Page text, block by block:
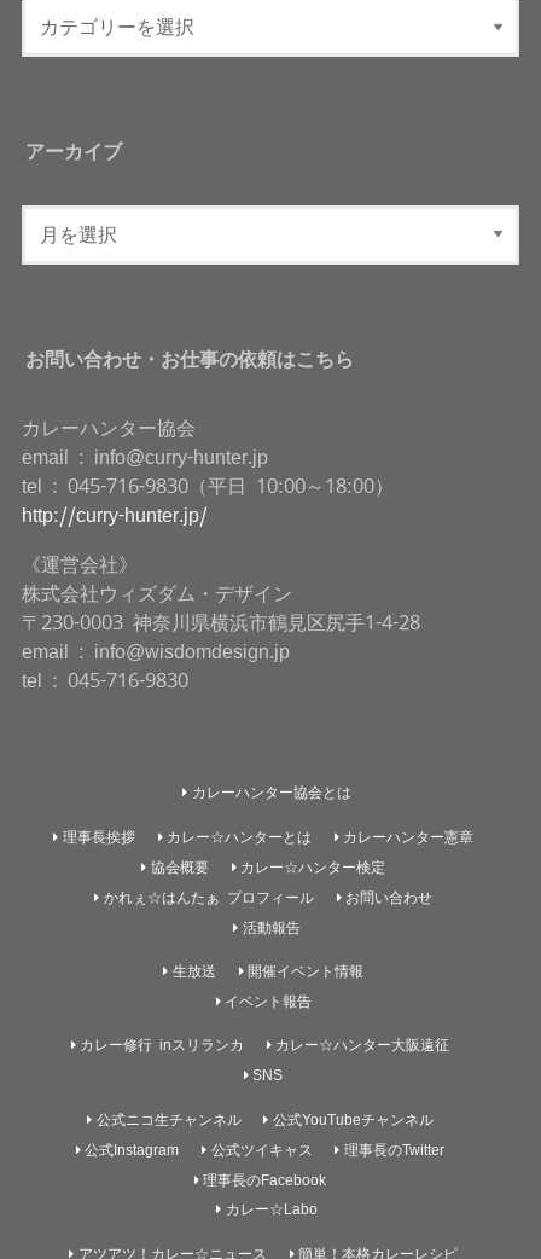
アーカイブ
お問い合わせ・お仕事の依頼はこちら
カレーハンター協会
email : info@curry-hunter.jp
tel : 045-716-9830（平日 10:00～18:00）
http://curry-hunter.jp/
《運営会社》
株式会社ウィズダム・デザイン
〒230-0003 神奈川県横浜市鶴見区尻手1-4-28
email : info@wisdomdesign.jp
tel : 045-716-9830
カレーハンター協会とは
理事長挨拶 カレー☆ハンターとは
カレーハンター憲章
協会概要
カレー☆ハンター検定
かれぇ☆はんたぁ プロフィール
お問い合わせ
活動報告
生放送
開催イベント情報
イベント報告
カレー修行 inスリランカ
カレー☆ハンター大阪遠征
SNS
公式ニコ生チャンネル
公式YouTubeチャンネル
公式Instagram
公式ツイキャス
理事長のTwitter
理事長のFacebook
カレー☆Labo
アツアツ！カレー☆ニュース 簡単！本格カレーレシピ